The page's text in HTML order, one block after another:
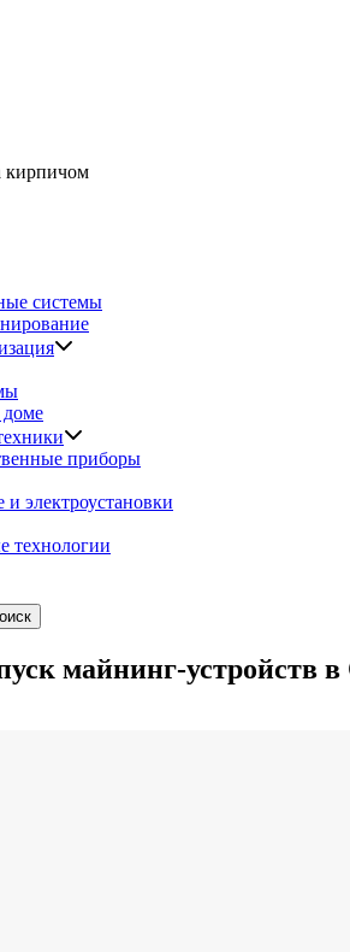
кирпичом
системы
доме
приборы
электроустановки
технологии
майнинг-устройств